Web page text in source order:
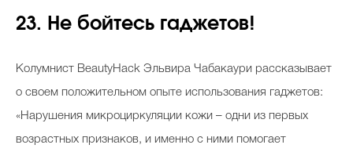
23. Не бойтесь гаджетов!
Колумнист BeautyHack Эльвира Чабакаури рассказывает
о своем положительном опыте использования гаджетов:
«Нарушения микроциркуляции кожи – одни из первых
возрастных признаков, и именно с ними помогает